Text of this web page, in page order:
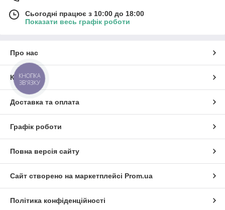
Сьогодні працює з 10:00 до 18:00
Показати весь графік роботи
Про нас
Контакти
Доставка та оплата
Графік роботи
Повна версія сайту
Сайт створено на маркетплейсі Prom.ua
Політика конфіденційності
КНОПКА
ЗВ'ЯЗКУ